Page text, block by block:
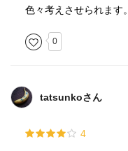
色々考えさせられます。
0
tatsunkoさん
4